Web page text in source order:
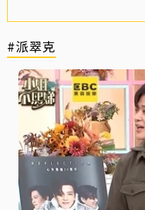
#派翠克